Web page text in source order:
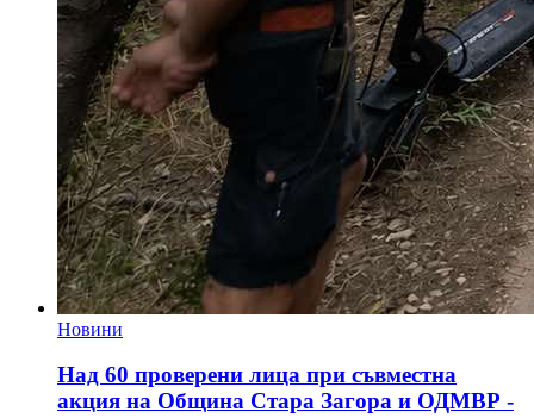
Новини
Над 60 проверени лица при съвместна
акция на Община Стара Загора и ОДМВР -